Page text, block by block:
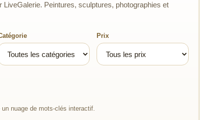
Peintures, sculptures, photographies et
Prix
nuage de mots-clés interactif.